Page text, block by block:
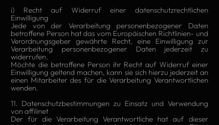
i) Recht auf Widerruf einer datenschutzrechtlichen
Einwilligung
Jede von der Verarbeitung personenbezogener Daten
betroffene Person hat das vom Europäischen Richtlinien- und
Verordnungsgeber gewährte Recht, eine Einwilligung zur
Verarbeitung personenbezogener Daten jederzeit zu
widerrufen.
Möchte die betroffene Person ihr Recht auf Widerruf einer
Einwilligung geltend machen, kann sie sich hierzu jederzeit an
einen Mitarbeiter des für die Verarbeitung Verantwortlichen
wenden.
11. Datenschutzbestimmungen zu Einsatz und Verwendung
von affilinet
Der für die Verarbeitung Verantwortliche hat auf dieser